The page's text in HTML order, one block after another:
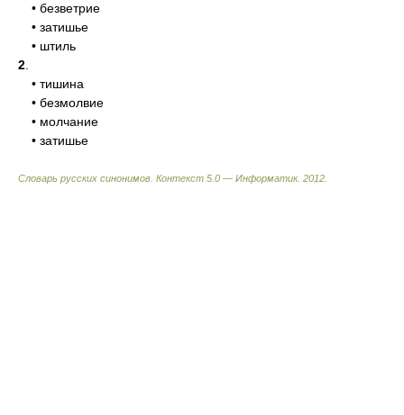
• безветрие
• затишье
• штиль
2
• тишина
• безмолвие
• молчание
• затишье
Словарь русских синонимов. Контекст 5.0 — Информатик. 2012